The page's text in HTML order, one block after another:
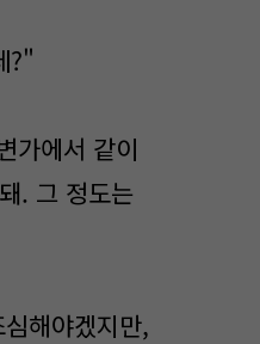
?"
가에서 같이
. 그 정도는
해야겠지만,